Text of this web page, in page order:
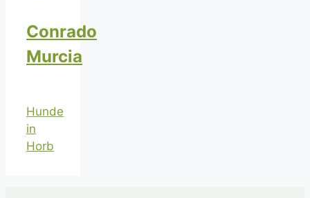
Conrado
Murcia
Hunde
in
Horb